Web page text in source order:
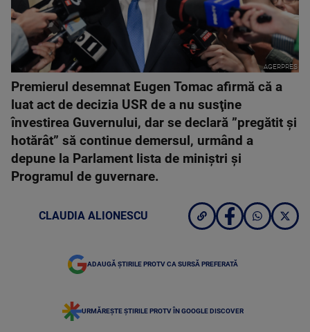
AGERPRES
Premierul desemnat Eugen Tomac afirmă că a
luat act de decizia USR de a nu susţine
învestirea Guvernului, dar se declară ”pregătit şi
hotărât” să continue demersul, urmând a
depune la Parlament lista de miniştri şi
Programul de guvernare.
CLAUDIA ALIONESCU
ADAUGĂ ȘTIRILE PROTV CA SURSĂ PREFERATĂ
URMĂREȘTE ȘTIRILE PROTV ÎN GOOGLE DISCOVER